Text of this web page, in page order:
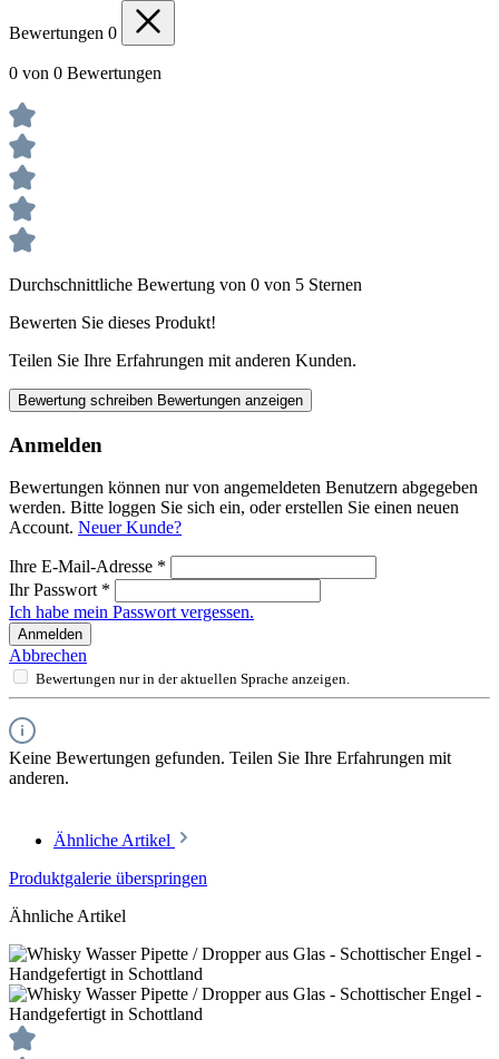
Bewertungen 0
0 von 0 Bewertungen
Durchschnittliche Bewertung von 0 von 5 Sternen
Bewerten Sie dieses Produkt!
Teilen Sie Ihre Erfahrungen mit anderen Kunden.
Bewertung schreiben Bewertungen anzeigen
Anmelden
Bewertungen können nur von angemeldeten Benutzern abgegeben
werden. Bitte loggen Sie sich ein, oder erstellen Sie einen neuen
Account. Neuer Kunde?
Ihre E-Mail-Adresse *
Ihr Passwort *
Ich habe mein Passwort vergessen.
Anmelden
Abbrechen
Bewertungen nur in der aktuellen Sprache anzeigen.
Keine Bewertungen gefunden. Teilen Sie Ihre Erfahrungen mit
anderen.
Ähnliche Artikel
Produktgalerie überspringen
Ähnliche Artikel